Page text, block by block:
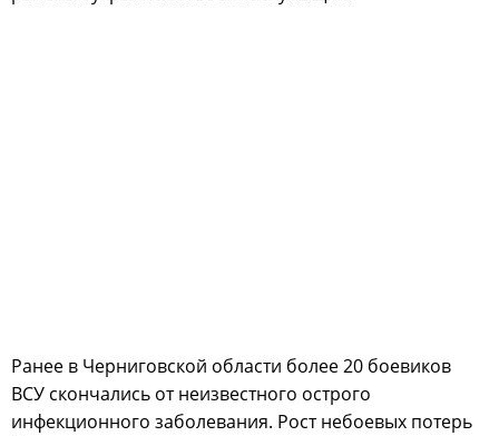
Ранее в Черниговской области более 20 боевиков
ВСУ скончались от неизвестного острого
инфекционного заболевания. Рост небоевых потерь